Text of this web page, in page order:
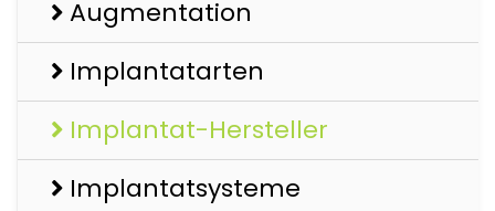
Augmentation
Implantatarten
Implantat-Hersteller
Implantatsysteme